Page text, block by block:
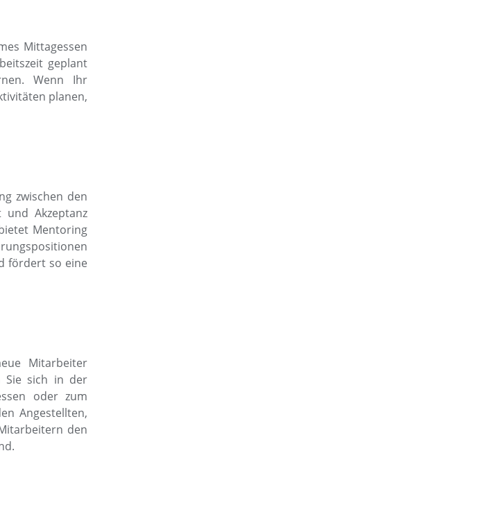
Mittagessen
geplant
Wenn Ihr
planen,
zwischen den
Akzeptanz
Mentoring
fördert so eine
Mitarbeiter
Sie sich in der
oder zum
Angestellten,
den